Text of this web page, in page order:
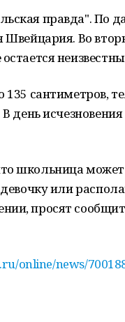
правда". По
Швейцария. Во
135 сантиметров,
день
школьница
или
просят
online/news/